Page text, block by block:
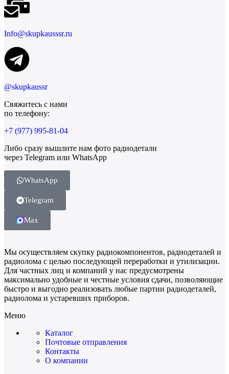
Info@skupkausssr.ru
@skupkaussr
Свяжитесь с нами
по телефону:
+7 (977) 995-81-04
Либо сразу вышлите нам фото радиодетали
через Telegram или WhatsApp
WhatsApp
Telegram
Max
Мы осуществляем скупку радиокомпонентов, радиодеталей и
радиолома с целью последующей переработки и утилизации.
Для частных лиц и компаний у нас предусмотрены
максимально удобные и честные условия сдачи, позволяющие
быстро и выгодно реализовать любые партии радиодеталей,
радиолома и устаревших приборов.
Меню
Каталог
Почтовые отправления
Контакты
О компании